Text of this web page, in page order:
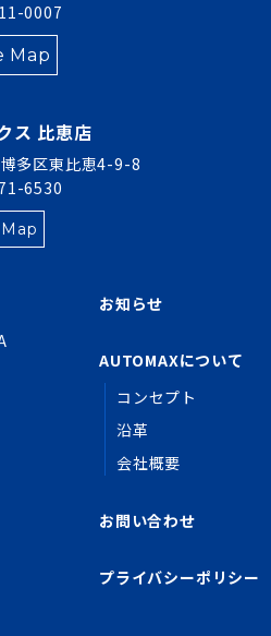
0007
Map
ス 比恵店
多区東比恵4-9-8
6530
お知らせ
AUTOMAXについて
コンセプト
沿革
会社概要
お問い合わせ
プライバシーポリシー